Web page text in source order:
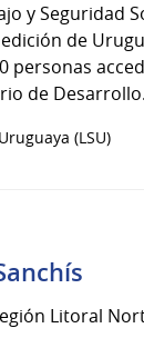
y Seguridad
de
personas
de
(LSU)
Litoral